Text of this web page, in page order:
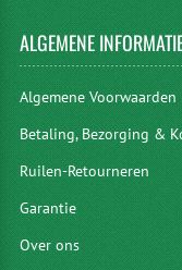
ALGEMENE
Algemene Voorwaarden
Betaling, Bezorging &
Ruilen-Retourneren
Garantie
Over ons